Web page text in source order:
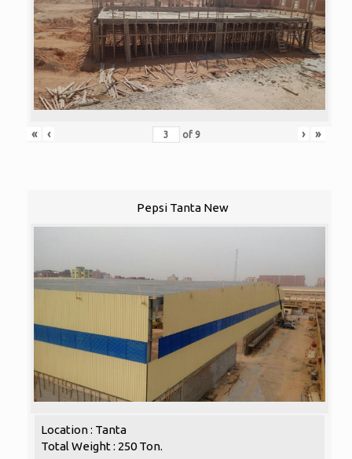
« ‹ of 9 › »
Pepsi Tanta New
Location : Tanta
Total Weight : 250 Ton.